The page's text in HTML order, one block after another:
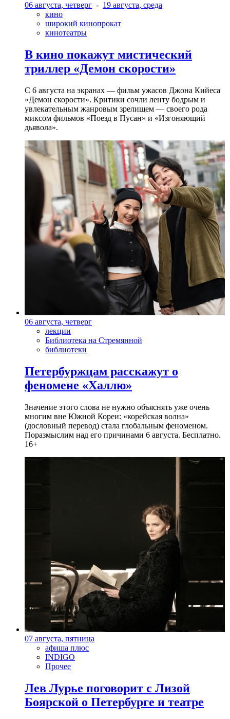
06 августа, четверг - 19 августа, среда
кино
широкий кинопрокат
кинотеатры
В кино покажут мистический
триллер «Демон скорости»
С 6 августа на экранах — фильм ужасов Джона Кийеса
«Демон скорости». Критики сочли ленту бодрым и
увлекательным жанровым зрелищeм — своего рода
миксом фильмов «Поезд в Пусан» и «Изгоняющий
дьявола».
06 августа, четверг
лекции
Библиотека на Стремянной
библиотеки
Петербуржцам расскажут о
феномене «Халлю»
Значение этого слова не нужно объяснять уже очень
многим вне Южной Кореи: «корейская волна»
(дословный перевод) стала глобальным феноменом.
Поразмыслим над его причинами 6 августа. Бесплатно.
16+
07 августа, пятница
афиша плюс
INDIGO
Прочее
Лев Лурье поговорит с Лизой
Боярской о Петербурге и театре